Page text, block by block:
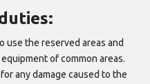
use the reserved areas and
of common areas.
any damage caused to the